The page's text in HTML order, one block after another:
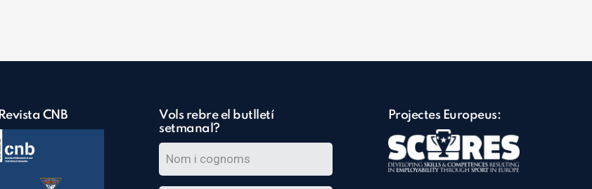
Revista CNB
Vols rebre el butlletí
setmanal?
Projectes Europeus: